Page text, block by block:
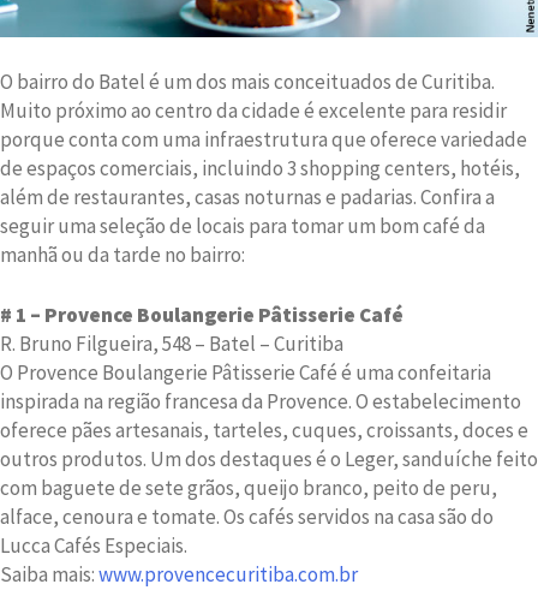
O bairro do Batel é um dos mais conceituados de Curitiba.
Muito próximo ao centro da cidade é excelente para residir
porque conta com uma infraestrutura que oferece variedade
de espaços comerciais, incluindo 3 shopping centers, hotéis,
além de restaurantes, casas noturnas e padarias. Confira a
seguir uma seleção de locais para tomar um bom café da
manhã ou da tarde no bairro:
# 1 – Provence Boulangerie Pâtisserie Café
R. Bruno Filgueira, 548 – Batel – Curitiba
O Provence Boulangerie Pâtisserie Café é uma confeitaria
inspirada na região francesa da Provence. O estabelecimento
oferece pães artesanais, tarteles, cuques, croissants, doces e
outros produtos. Um dos destaques é o Leger, sanduíche feito
com baguete de sete grãos, queijo branco, peito de peru,
alface, cenoura e tomate. Os cafés servidos na casa são do
Lucca Cafés Especiais.
Saiba mais:www.provencecuritiba.com.br